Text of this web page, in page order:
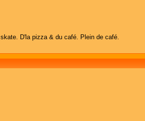
D'la pizza & du café. Plein de café.